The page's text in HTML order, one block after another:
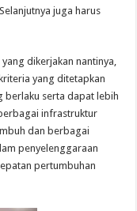
juga harus
dikerjakan nantinya,
yang ditetapkan
berlaku serta dapat lebih
infrastruktur
dan berbagai
penyelenggaraan
pertumbuhan